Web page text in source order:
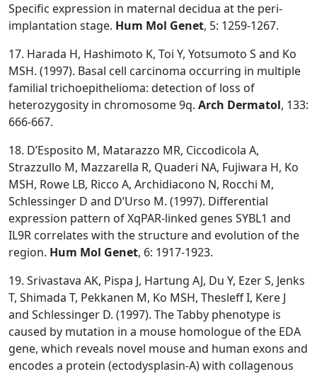
Specific expression in maternal decidua at the peri-
implantation stage. Hum Mol Genet, 5: 1259-1267.
17. Harada H, Hashimoto K, Toi Y, Yotsumoto S and Ko
MSH. (1997). Basal cell carcinoma occurring in multiple
familial trichoepithelioma: detection of loss of
heterozygosity in chromosome 9q. Arch Dermatol, 133:
666-667.
18. D’Esposito M, Matarazzo MR, Ciccodicola A,
Strazzullo M, Mazzarella R, Quaderi NA, Fujiwara H, Ko
MSH, Rowe LB, Ricco A, Archidiacono N, Rocchi M,
Schlessinger D and D’Urso M. (1997). Differential
expression pattern of XqPAR-linked genes SYBL1 and
IL9R correlates with the structure and evolution of the
region. Hum Mol Genet, 6: 1917-1923.
19. Srivastava AK, Pispa J, Hartung AJ, Du Y, Ezer S, Jenks
T, Shimada T, Pekkanen M, Ko MSH, Thesleff I, Kere J
and Schlessinger D. (1997). The Tabby phenotype is
caused by mutation in a mouse homologue of the EDA
gene, which reveals novel mouse and human exons and
encodes a protein (ectodysplasin-A) with collagenous